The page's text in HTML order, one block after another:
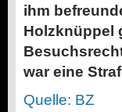
ihm
Holzknüppel
war eine
Quelle: BZ